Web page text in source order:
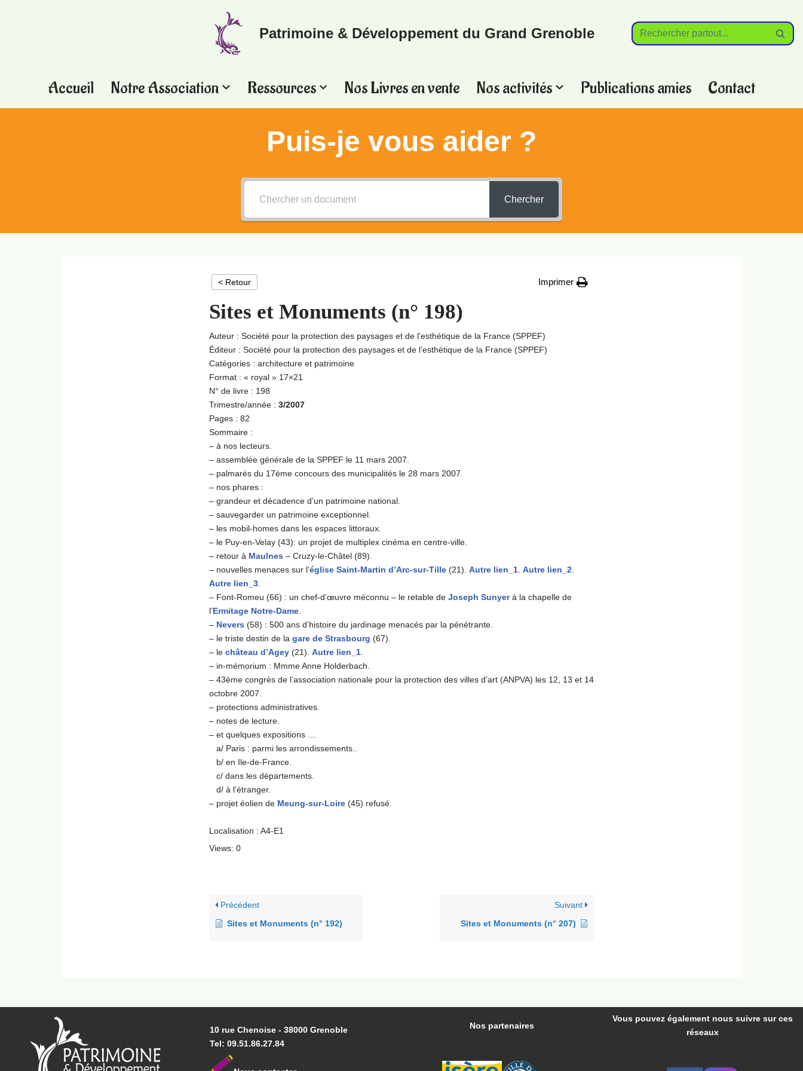
Patrimoine & Développement du Grand Grenoble
Accueil Notre Association Ressources Nos Livres en vente Nos activités Publications amies Contact
Puis-je vous aider ?
Chercher
< Retour Imprimer
Sites et Monuments (n° 198)
Auteur : Société pour la protection des paysages et de l’esthétique de la France (SPPEF)
Éditeur : Société pour la protection des paysages et de l’esthétique de la France (SPPEF)
Catégories : architecture et patrimoine
Format : « royal » 17×21
N° de livre : 198
Trimestre/année : 3/2007
Pages : 82
Sommaire :
– à nos lecteurs.
– assemblée générale de la SPPEF le 11 mars 2007.
– palmarès du 17ème concours des municipalités le 28 mars 2007.
– nos phares :
– grandeur et décadence d’un patrimoine national.
– sauvegarder un patrimoine exceptionnel.
– les mobil-homes dans les espaces littoraux.
– le Puy-en-Velay (43): un projet de multiplex cinéma en centre-ville.
– retour à Maulnes – Cruzy-le-Châtel (89).
– nouvelles menaces sur l’église Saint-Martin d’Arc-sur-Tille (21). Autre lien_1 Autre lien_2
Autre lien_3
– Font-Romeu (66) : un chef-d’œuvre méconnu – le retable de Joseph Sunyerà la chapelle de
l’Ermitage Notre-Dame
– Nevers (58) : 500 ans d’histoire du jardinage menacés par la pénétrante.
– le triste destin de la gare de Strasbourg (67).
– le château d’Agey (21). Autre lien_1
– in-mémorium : Mmme Anne Holderbach.
– 43ème congrès de l’association nationale pour la protection des villes d’art (ANPVA) les 12, 13 et 14
octobre 2007.
– protections administratives.
– notes de lecture.
– et quelques expositions …
a/ Paris : parmi les arrondissements..
b/ en Ile-de-France.
c/ dans les départements.
d/ à l’étranger.
– projet éolien de Meung-sur-Loire (45) refusé.
Localisation : A4-E1
Views: 0
Précédent
Sites et Monuments (n° 192)
Suivant
Sites et Monuments (n° 207)
10 rue Chenoise - 38000 Grenoble
Tel: 09.51.86.27.84
Nos partenaires
Vous pouvez également nous suivre sur ces
réseaux